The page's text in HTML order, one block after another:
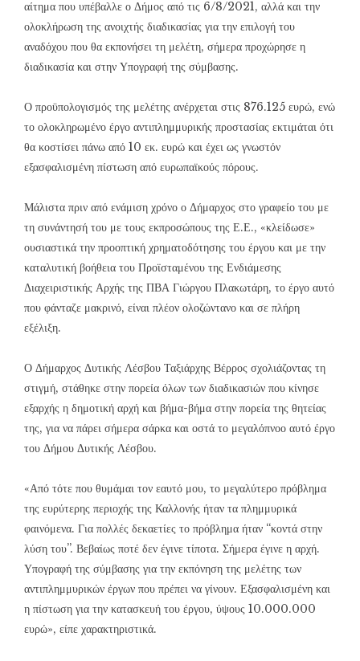
αίτημα που υπέβαλλε ο Δήμος από τις 6/8/2021, αλλά και την
ολοκλήρωση της ανοιχτής διαδικασίας για την επιλογή του
αναδόχου που θα εκπονήσει τη μελέτη, σήμερα προχώρησε η
διαδικασία και στην Υπογραφή της σύμβασης.
Ο προϋπολογισμός της μελέτης ανέρχεται στις 876.125 ευρώ, ενώ
το ολοκληρωμένο έργο αντιπλημμυρικής προστασίας εκτιμάται ότι
θα κοστίσει πάνω από 10 εκ. ευρώ και έχει ως γνωστόν
εξασφαλισμένη πίστωση από ευρωπαϊκούς πόρους.
Μάλιστα πριν από ενάμιση χρόνο ο Δήμαρχος στο γραφείο του με
τη συνάντησή του με τους εκπροσώπους της Ε.Ε., «κλείδωσε»
ουσιαστικά την προοπτική χρηματοδότησης του έργου και με την
καταλυτική βοήθεια του Προϊσταμένου της Ενδιάμεσης
Διαχειριστικής Αρχής της ΠΒΑ Γιώργου Πλακωτάρη, το έργο αυτό
που φάνταζε μακρινό, είναι πλέον ολοζώντανο και σε πλήρη
εξέλιξη.
Ο Δήμαρχος Δυτικής Λέσβου Ταξιάρχης Βέρρος σχολιάζοντας τη
στιγμή, στάθηκε στην πορεία όλων των διαδικασιών που κίνησε
εξαρχής η δημοτική αρχή και βήμα-βήμα στην πορεία της θητείας
της, για να πάρει σήμερα σάρκα και οστά το μεγαλόπνοο αυτό έργο
του Δήμου Δυτικής Λέσβου.
«Από τότε που θυμάμαι τον εαυτό μου, το μεγαλύτερο πρόβλημα
της ευρύτερης περιοχής της Καλλονής ήταν τα πλημμυρικά
φαινόμενα. Για πολλές δεκαετίες το πρόβλημα ήταν “κοντά στην
λύση του”. Βεβαίως ποτέ δεν έγινε τίποτα. Σήμερα έγινε η αρχή.
Υπογραφή της σύμβασης για την εκπόνηση της μελέτης των
αντιπλημμυρικών έργων που πρέπει να γίνουν. Εξασφαλισμένη και
η πίστωση για την κατασκευή του έργου, ύψους 10.000.000
ευρώ», είπε χαρακτηριστικά.